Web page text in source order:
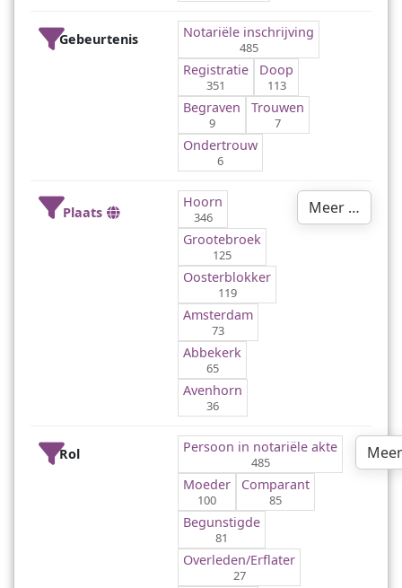
Gebeurtenis Notariële inschrijving
485
Registratie
351
Doop
113
Begraven
9
Trouwen
7
Ondertrouw
6
Plaats
Hoorn
346
Grootebroek
125
Oosterblokker
119
Amsterdam
73
Abbekerk
65
Avenhorn
36
Meer …
Rol Persoon in notariële akte
485
Moeder
100
Comparant
85
Begunstigde
81
Overleden/Erflater
27